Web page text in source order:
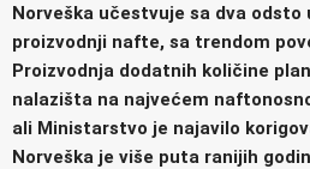
Norveška učestvuje sa dva odsto
proizvodnji nafte, sa trendom
Proizvodnja dodatnih količine
nalazišta na najvećem
ali Ministarstvo je najavilo
Norveška je više puta ranijih